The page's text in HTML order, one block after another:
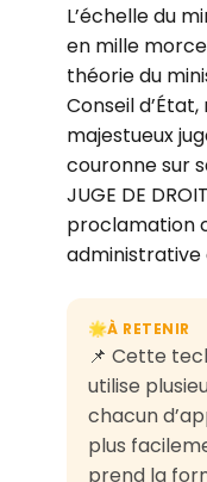
L’échelle du
en mille
théorie du
Conseil
majestueux
couronne sur
JUGE DE
proclamation
🌟À RETENIR
📌 Cette
utilise
chacun
plus
prend la